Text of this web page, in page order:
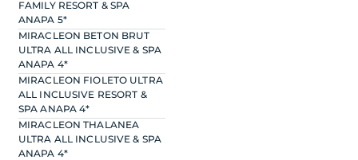
FAMILY RESORT & SPA
ANAPA 5*
MIRACLEON BETON BRUT
ULTRA ALL INCLUSIVE & SPA
ANAPA 4*
MIRACLEON FIOLETO ULTRA
ALL INCLUSIVE RESORT &
SPA ANAPA 4*
MIRACLEON THALANEA
ULTRA ALL INCLUSIVE & SPA
ANAPA 4*